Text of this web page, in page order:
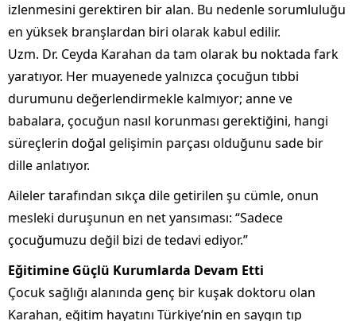
izlenmesini gerektiren bir alan. Bu nedenle sorumluluğu
en yüksek branşlardan biri olarak kabul edilir.
Uzm. Dr. Ceyda Karahan da tam olarak bu noktada fark
yaratıyor. Her muayenede yalnızca çocuğun tıbbi
durumunu değerlendirmekle kalmıyor; anne ve
babalara, çocuğun nasıl korunması gerektiğini, hangi
süreçlerin doğal gelişimin parçası olduğunu sade bir
dille anlatıyor.
Aileler tarafından sıkça dile getirilen şu cümle, onun
mesleki duruşunun en net yansıması: “Sadece
çocuğumuzu değil bizi de tedavi ediyor.”
Eğitimine Güçlü Kurumlarda Devam Etti
Çocuk sağlığı alanında genç bir kuşak doktoru olan
Karahan, eğitim hayatını Türkiye’nin en saygın tıp